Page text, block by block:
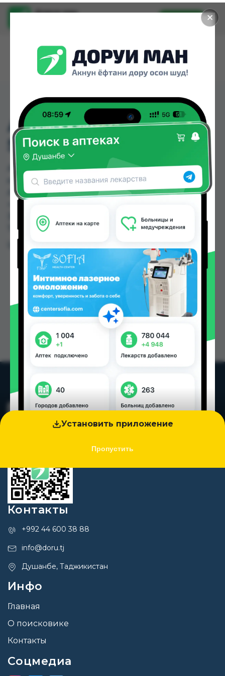
✕
Установить приложение
Пропустить
Доруи ман
Установить
АМОКСИЦИЛЛИН КАП
500МГ СЕРБИЯ
АМОКСИЦИЛЛИН КАП 500МГ СЕРБИЯ можно
купить или заказать в аптеках, Абубакри Карим,
Авиценна, АЗИЗ ВАКО , Алишер-К, Амирӣ, Аптека
36.00 TJS в Душанбе и других городах
Таджикистана
Контакты
+992 44 600 38 88
info@doru.tj
Душанбе, Таджикистан
Инфо
Главная
О поисковике
Контакты
Соцмедиа